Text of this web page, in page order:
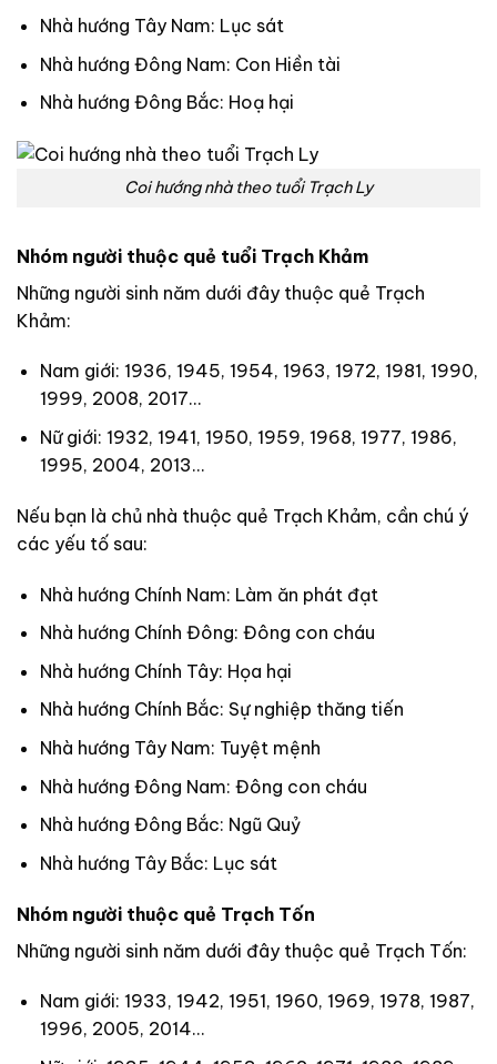
Nhà hướng Tây Nam: Lục sát
Nhà hướng Đông Nam: Con Hiền tài
Nhà hướng Đông Bắc: Hoạ hại
Coi hướng nhà theo tuổi Trạch Ly
Nhóm người thuộc quẻ tuổi Trạch Khảm
Những người sinh năm dưới đây thuộc quẻ Trạch
Khảm:
Nam giới: 1936, 1945, 1954, 1963, 1972, 1981, 1990,
1999, 2008, 2017…
Nữ giới: 1932, 1941, 1950, 1959, 1968, 1977, 1986,
1995, 2004, 2013…
Nếu bạn là chủ nhà thuộc quẻ Trạch Khảm, cần chú ý
các yếu tố sau:
Nhà hướng Chính Nam: Làm ăn phát đạt
Nhà hướng Chính Đông: Đông con cháu
Nhà hướng Chính Tây: Họa hại
Nhà hướng Chính Bắc: Sự nghiệp thăng tiến
Nhà hướng Tây Nam: Tuyệt mệnh
Nhà hướng Đông Nam: Đông con cháu
Nhà hướng Đông Bắc: Ngũ Quỷ
Nhà hướng Tây Bắc: Lục sát
Nhóm người thuộc quẻ Trạch Tốn
Những người sinh năm dưới đây thuộc quẻ Trạch Tốn:
Nam giới: 1933, 1942, 1951, 1960, 1969, 1978, 1987,
1996, 2005, 2014…